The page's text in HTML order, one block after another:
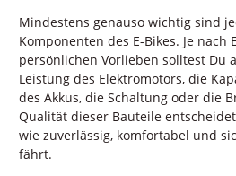
Mindestens genauso wichtig sind
Komponenten des E-Bikes. Je nach
persönlichen Vorlieben solltest Du
Leistung des Elektromotors, die
des Akkus, die Schaltung oder die
Qualität dieser Bauteile
wie zuverlässig, komfortabel und
fährt.